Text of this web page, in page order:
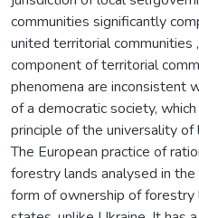
communities significantly
united territorial communities
component of territorial
phenomena are inconsistent
of a democratic society,
principle of the universality
The European practice of
forestry lands analysed in
form of ownership of forestry